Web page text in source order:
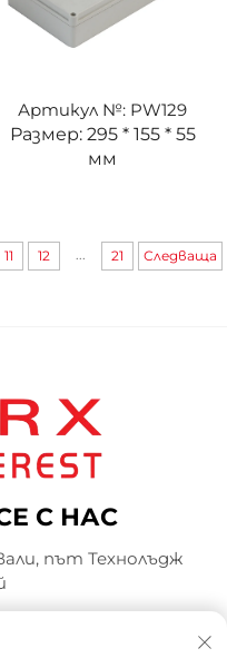
Артикул №: PW129
Размер: 295 * 155 * 55
мм
11 12 ... 21 Следваща
С НАС
път Технолъдж